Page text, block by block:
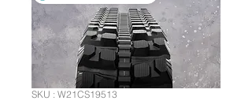
SKU : W21CS19513